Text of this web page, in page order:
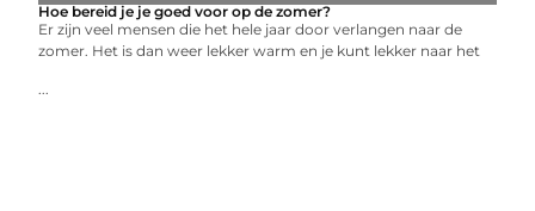
Hoe bereid je je goed voor op de zomer?
Er zijn veel mensen die het hele jaar door verlangen naar de
zomer. Het is dan weer lekker warm en je kunt lekker naar het
...